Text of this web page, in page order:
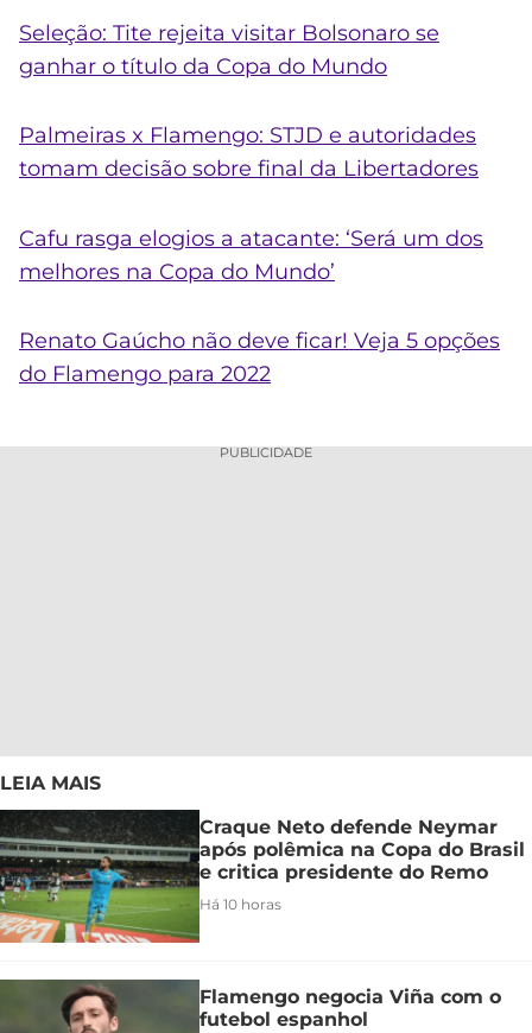
Seleção: Tite rejeita visitar Bolsonaro se
ganhar o título da Copa do Mundo
Palmeiras x Flamengo: STJD e autoridades
tomam decisão sobre final da Libertadores
Cafu rasga elogios a atacante: ‘Será um dos
melhores na Copa do Mundo’
Renato Gaúcho não deve ficar! Veja 5 opções
do Flamengo para 2022
PUBLICIDADE
LEIA MAIS
Craque Neto defende Neymar
após polêmica na Copa do Brasil
e critica presidente do Remo
Há 10 horas
Flamengo negocia Viña com o
futebol espanhol